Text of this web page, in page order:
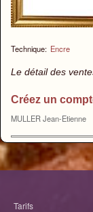
Technique: Encre
Le détail des
Créez un
MULLER Jean-Etienne
Tarifs